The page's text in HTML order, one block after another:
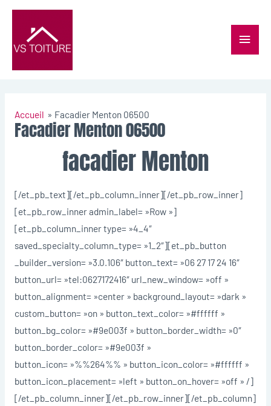
Accueil Facadier Menton 06500
Facadier Menton 06500
facadier Menton
[/et_pb_text][/et_pb_column_inner][/et_pb_row_inner]
[et_pb_row_inner admin_label= »Row »]
[et_pb_column_inner type= »4_4″
saved_specialty_column_type= »1_2″][et_pb_button
_builder_version= »3.0.106″ button_text= »06 27 17 24 16″
button_url= »tel:0627172416″ url_new_window= »off »
button_alignment= »center » background_layout= »dark »
custom_button= »on » button_text_color= »#ffffff »
button_bg_color= »#9e003f » button_border_width= »0″
button_border_color= »#9e003f »
button_icon= »%%264%% » button_icon_color= »#ffffff »
button_icon_placement= »left » button_on_hover= »off » /]
[/et_pb_column_inner][/et_pb_row_inner][/et_pb_column]